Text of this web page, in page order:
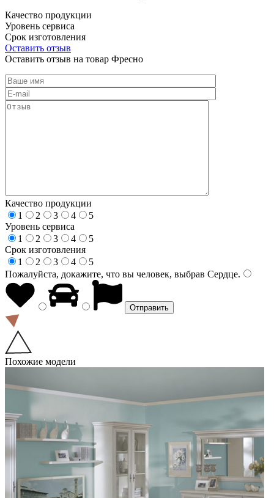
Качество продукции
Уровень сервиса
Срок изготовления
Оставить отзыв
Оставить отзыв на товар Фресно
Качество продукции
1
2 3 4
5
Уровень сервиса
1
2 3 4
5
Срок изготовления
1
2 3 4
5
Пожалуйста, докажите, что вы человек, выбрав Сердце.
Похожие модели